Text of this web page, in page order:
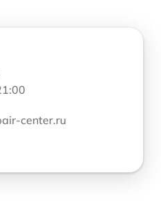
center.ru